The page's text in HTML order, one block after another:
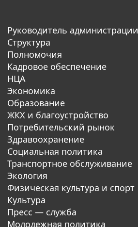
Руководитель администрации
Структура
Полномочия
Кадровое обеспечение
НЦА
Экономика
Образование
ЖКХ и благоустройство
Потребительский рынок
Здравоохранение
Социальная политика
Транспортное обслуживание
Экология
Физическая культура и спорт
Культура
Пресс — служба
Молодежная политика